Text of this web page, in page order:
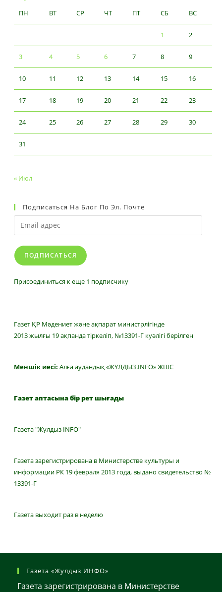
ПН
ВТ СР ЧТ ПТ СБ ВС
1 2
3 4 5 6 7 8 9
10 11 12 13 14 15 16
17 18 19 20 21 22 23
24 25 26 27 28 29 30
31
« Июл
Подписаться На Блог По Эл. Почте
Email
адрес
ПОДПИСАТЬСЯ
Присоединиться к еще 1 подписчику
Газет ҚР Мәдениет және ақпарат министрлігінде
2013 жылғы 19 ақпанда тіркеліп, №13391-Г куәлігі берілген
Меншік иесі: Алға аудандық «ЖҰЛДЫЗ.INFO» ЖШС
Газет аптасына бір рет шығады
Газета "Жулдыз INFO"
Газета зарегистрирована в Министерстве культуры и
информации РК 19 февраля 2013 года, выдано свидетельство №
13391-Г
Газета выходит раз в неделю
Газета «Жулдыз ИНФО»
Газета зарегистрирована в Министерстве